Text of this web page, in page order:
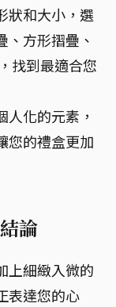
狀和大小，選
方形摺疊、
找到最適合您
化的元素，
您的禮盒更加
論
上細緻入微的
表達您的心